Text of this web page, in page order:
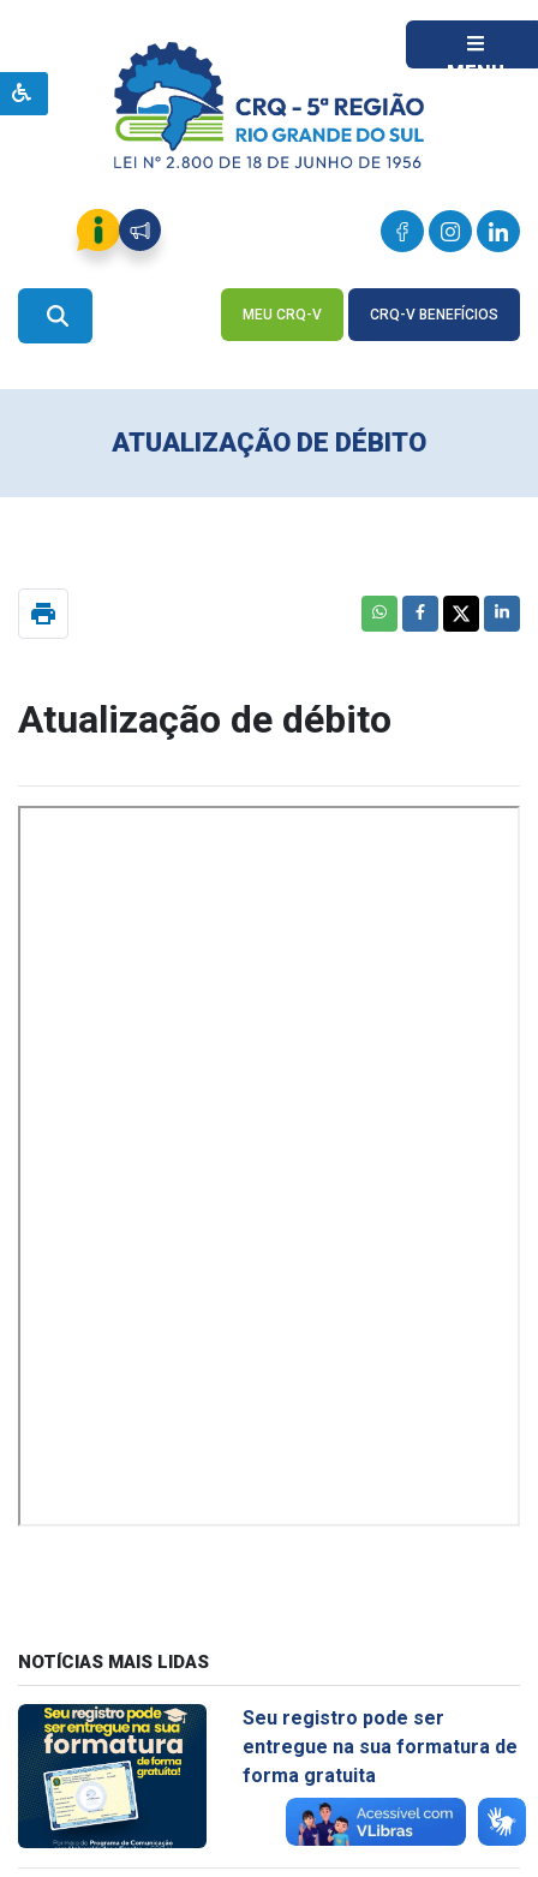
MENU
MEU CRQ-V CRQ-V BENEFÍCIOS
ATUALIZAÇÃO DE DÉBITO
print
Atualização de débito
NOTÍCIAS MAIS LIDAS
Seu registro pode ser
entregue na sua formatura de
forma gratuita